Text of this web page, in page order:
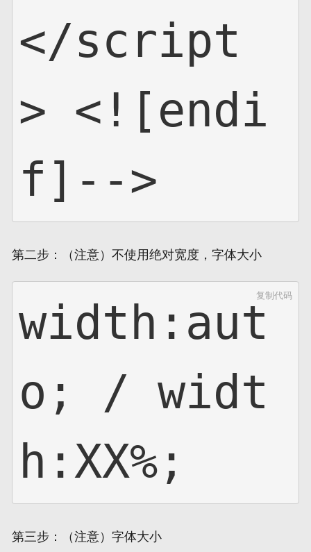
</script
> <![endi
f]-->
第二步：（注意）不使用绝对宽度，字体大小
复制代码
width:aut
o; / widt
h:XX%;
第三步：（注意）字体大小